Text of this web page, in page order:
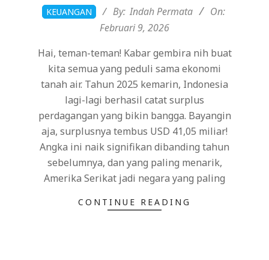
2026-
02-
KEUANGAN By: Indah Permata
On:
Februari 9, 2026
Hai, teman-teman! Kabar gembira nih buat
kita semua yang peduli sama ekonomi
tanah air. Tahun 2025 kemarin, Indonesia
lagi-lagi berhasil catat surplus
perdagangan yang bikin bangga. Bayangin
aja, surplusnya tembus USD 41,05 miliar!
Angka ini naik signifikan dibanding tahun
sebelumnya, dan yang paling menarik,
Amerika Serikat jadi negara yang paling
CONTINUE READING